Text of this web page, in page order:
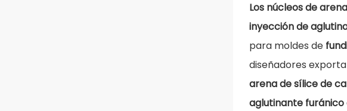
Los núcleos de
inyección de
para moldes de
diseñadores
arena de sílice de
aglutinante furánico